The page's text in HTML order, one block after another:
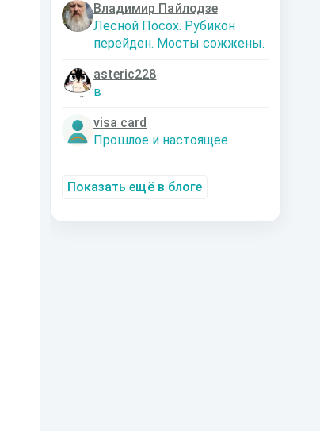
Владимир Пайлодзе
Лесной Посох. Рубикон
перейден. Мосты сожжены.
asteric228
в
visa card
Прошлое и настоящее
Показать ещё в блоге